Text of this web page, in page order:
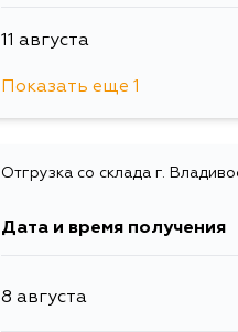
11 августа
Показать еще 1
Отгрузка со склада г.
Дата и время получения
8 августа